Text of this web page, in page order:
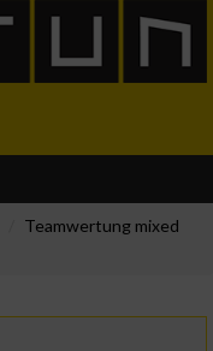
Teamwertung mixed